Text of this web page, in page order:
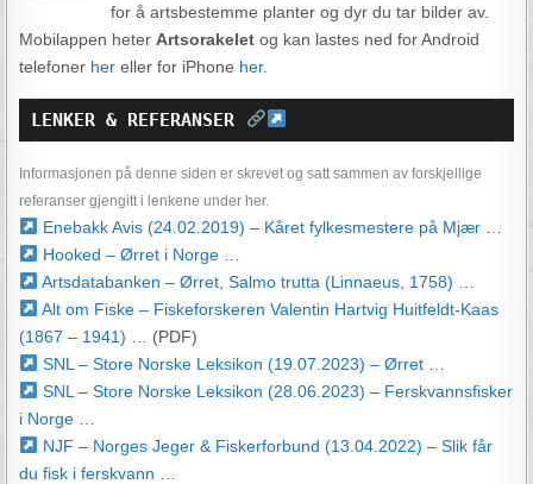
for å artsbestemme planter og dyr du tar bilder av.
Mobilappen heter Artsorakelet og kan lastes ned for Android
telefoner her eller for iPhone her.
LENKER & REFERANSER
Informasjonen på denne siden er skrevet og satt sammen av forskjellige
referanser gjengitt i lenkene under her.
Enebakk Avis (24.02.2019) – Kåret fylkesmestere på Mjær
Hooked – Ørret i Norge
Artsdatabanken – Ørret, Salmo trutta (Linnaeus, 1758)
Alt om Fiske – Fiskeforskeren Valentin Hartvig Huitfeldt-Kaas
(1867 – 1941) … (PDF)
SNL – Store Norske Leksikon (19.07.2023) – Ørret
SNL – Store Norske Leksikon (28.06.2023) – Ferskvannsfisker
i Norge
NJF – Norges Jeger & Fiskerforbund (13.04.2022) – Slik får
du fisk i ferskvann